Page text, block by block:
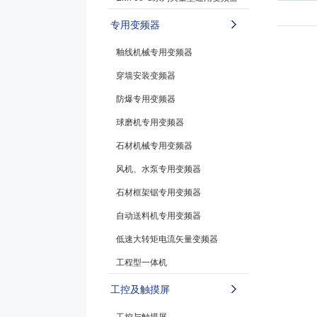
专用变频器
釉线机械专用变频器
穿墙安装变频器
防爆专用变频器
球磨机专用变频器
石材机械专用变频器
风机、水泵专用变频器
石材框架锯专用变频器
自动送料机专用变频器
低速大转矩电流矢量变频器
工程型一体机
工控及触摸屏